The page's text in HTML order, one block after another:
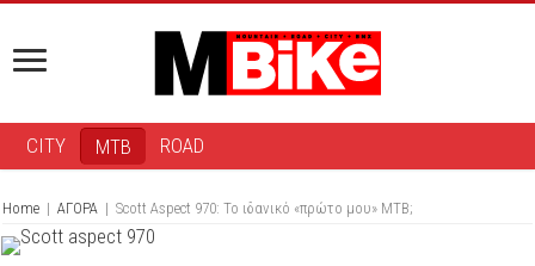
CITY MTB ROAD
Home | ΑΓΟΡΑ | Scott Aspect 970: To ιδανικό «πρώτο μου» ΜΤΒ;